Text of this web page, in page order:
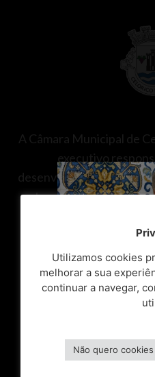
A Câmara Municipal de
executivo
desenvolvimento do
estar da população nas
cultura,
Espaços
Utilizamos cookies
melhorar a sua
continuar a navegar,
Não quero cookies